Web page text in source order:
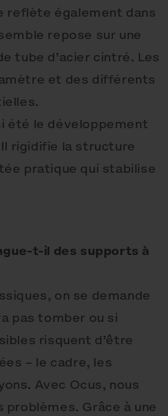
reflète également dans
repose sur une
tube d’acier cintré. Les
et des différents
été le développement
rigidifie la structure
pratique qui stabilise
t-il des supports à
on se demande
pas tomber ou si
risquent d’être
– le cadre, les
Avec Ocus, nous
Grâce à une